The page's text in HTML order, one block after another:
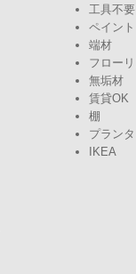
工具不要
ペイント
端材
フロー
無垢材
賃貸OK
棚
プラン
IKEA